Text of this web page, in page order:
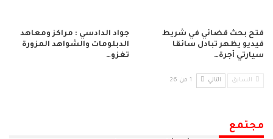
فتح بحث قضائي في شريط
فيديو يظهر تبادل سائقا
سيارتي أجرة…
جواد الدادسي : مراكز ومعاهد
الدبلومات والشواهد المزورة
تغزو…
السابق التالي 1 من 26
مجتمع